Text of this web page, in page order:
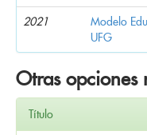
2021
Modelo
UFG
Otras opciones
Título